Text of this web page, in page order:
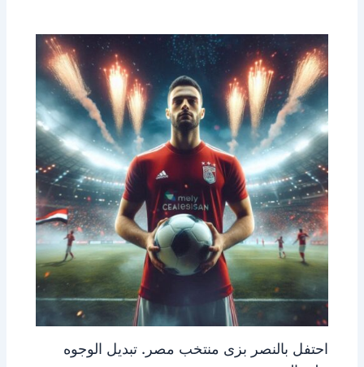
احتفل بالنصر بزى منتخب مصر. تبديل الوجوه